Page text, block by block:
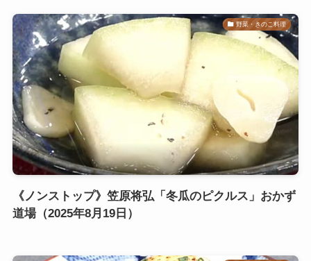
野菜・きのこ料理
《ノンストップ》笠原将弘「冬瓜のピクルス」おかず
道場（2025年8月19日）